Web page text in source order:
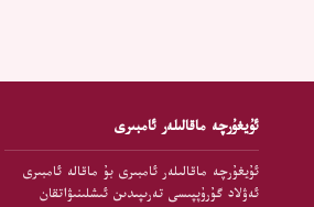
ئۇيغۇرچە ماقالىلەر ئامبىرى
ئۇيغۇرچە ماقالىلەر ئامبىرى بۇ ماقالە ئامبىرى
ئەۋلاد گۇرۇپپىسى تەرىپىدىن ئىشلىنىۋاتقان